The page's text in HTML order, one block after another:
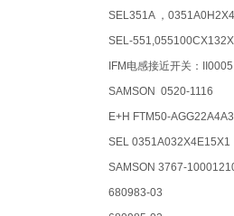
SEL351A ，
SEL-551,055100CX132X
IFM电感接近开关：II0005
SAMSON 0520-1116
E+H FTM50-
SEL 0351A032X4E15X1
SAMSON 3767-
680983-03